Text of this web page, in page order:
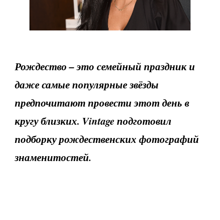
Рождество – это семейный праздник и
даже самые популярные звёзды
предпочитают провести этот день в
кругу близких. Vintage подготовил
подборку рождественских фотографий
знаменитостей.